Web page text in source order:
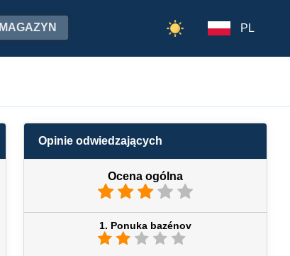
MAGAZYN PL
Opinie odwiedzających
Ocena ogólna
1. Ponuka bazénov